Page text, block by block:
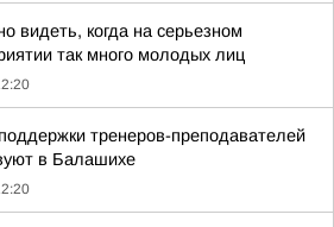
видеть, когда на серьезном
так много молодых лиц
тренеров-преподавателей
в Балашихе